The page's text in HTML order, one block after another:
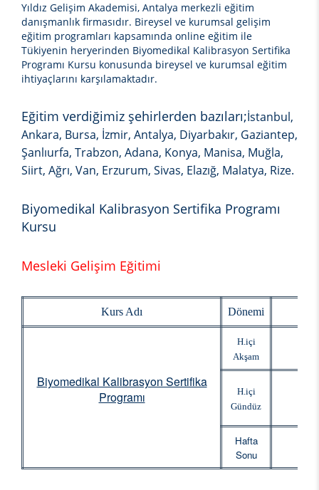
Yıldız Gelişim Akademisi, Antalya merkezli eğitim
danışmanlık firmasıdır. Bireysel ve kurumsal gelişim
eğitim programları kapsamında online eğitim ile
Tükiyenin heryerinden Biyomedikal Kalibrasyon Sertifika
Programı Kursu konusunda bireysel ve kurumsal eğitim
ihtiyaçlarını karşılamaktadır.
Eğitim verdiğimiz şehirlerden bazıları;İstanbul,
Ankara, Bursa, İzmir, Antalya, Diyarbakır, Gaziantep,
Şanlıurfa, Trabzon, Adana, Konya, Manisa, Muğla,
Siirt, Ağrı, Van, Erzurum, Sivas, Elazığ, Malatya, Rize.
Biyomedikal Kalibrasyon Sertifika Programı
Kursu
Mesleki Gelişim Eğitimi
Kurs Adı Dönemi
Biyomedikal Kalibrasyon Sertifika
Programı
H.içi
Akşam
H.içi
Gündüz
Hafta
Sonu